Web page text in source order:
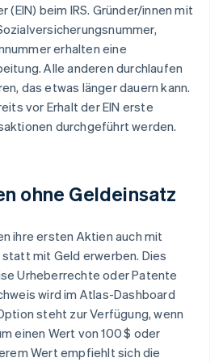
(EIN) beim IRS. Gründer/innen mit
erhalten eine
Alle anderen durchlaufen
das etwas länger dauern kann.
vor Erhalt der EIN erste
durchgeführt werden.
ohne Geldeinsatz
ihre ersten Aktien auch mit
mit Geld erwerben. Dies
Urheberrechte oder Patente
wird im Atlas-Dashboard
steht zur Verfügung, wenn
einen Wert von 100 $ oder
Wert empfiehlt sich die